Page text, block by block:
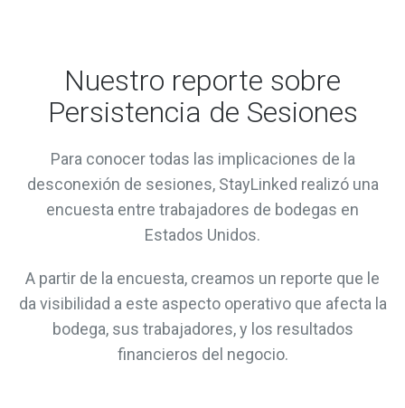
Nuestro reporte sobre
Persistencia de Sesiones
Para conocer todas las implicaciones de la
desconexión de sesiones, StayLinked realizó una
encuesta entre trabajadores de bodegas en
Estados Unidos.
A partir de la encuesta, creamos un reporte que le
da visibilidad a este aspecto operativo que afecta la
bodega, sus trabajadores, y los resultados
financieros del negocio.